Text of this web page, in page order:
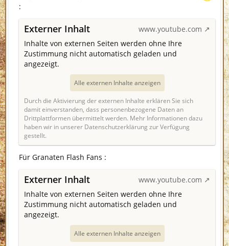
:
Externer Inhalt
www.youtube.com
Inhalte von externen Seiten werden ohne Ihre
Zustimmung nicht automatisch geladen und
angezeigt.
Alle externen Inhalte anzeigen
Durch die Aktivierung der externen Inhalte erklären Sie sich
damit einverstanden, dass personenbezogene Daten an
Drittplattformen übermittelt werden. Mehr Informationen dazu
haben wir in unserer Datenschutzerklärung zur Verfügung
gestellt.
Für Granaten Flash Fans :
Externer Inhalt
www.youtube.com
Inhalte von externen Seiten werden ohne Ihre
Zustimmung nicht automatisch geladen und
angezeigt.
Alle externen Inhalte anzeigen